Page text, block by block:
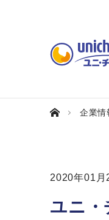
企業情
2020年01月
ユニ・